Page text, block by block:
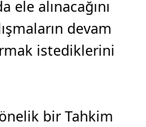
ele alınacağını
devam
istediklerini
bir Tahkim